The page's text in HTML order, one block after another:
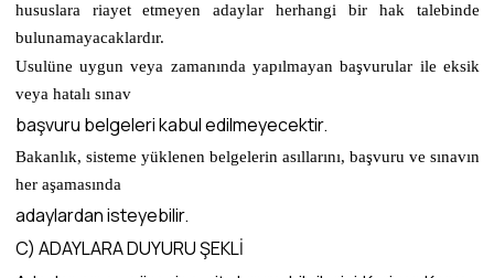
hususlara riayet etmeyen adaylar herhangi bir hak talebinde
bulunamayacaklardır.
Usulüne uygun veya zamanında yapılmayan başvurular ile eksik
veya hatalı sınav
başvuru belgeleri kabul edilmeyecektir.
Bakanlık, sisteme yüklenen belgelerin asıllarını, başvuru ve sınavın
her aşamasında
adaylardan isteyebilir.
C) ADAYLARA DUYURU ŞEKLİ